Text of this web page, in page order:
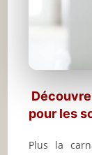
pour les
Plus la